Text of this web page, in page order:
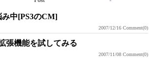
中[PS3のCM]
2007/12/16 Comment(0)
張機能を試してみる
2007/11/08 Comment(0)